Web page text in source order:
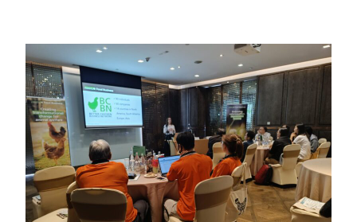
Search
for: Search